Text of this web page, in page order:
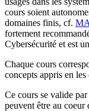
cours soient
domaines finis, cf.
fortement
Cybersécurité et est
Chaque cours
concepts appris en
Ce cours se valide
peuvent être au